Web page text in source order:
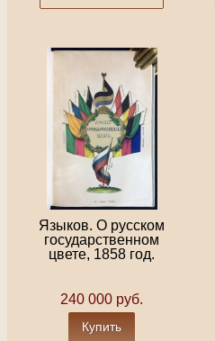
Языков. О русском
государственном
цвете, 1858 год.
240 000 руб.
Купить